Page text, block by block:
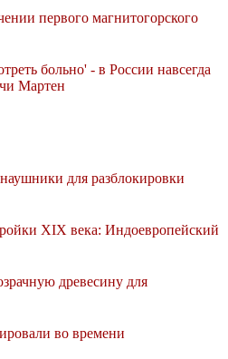
первого магнитогорского
больно' - в России навсегда
Мартен
для разблокировки
XIX века: Индоевропейский
древесину для
во времени